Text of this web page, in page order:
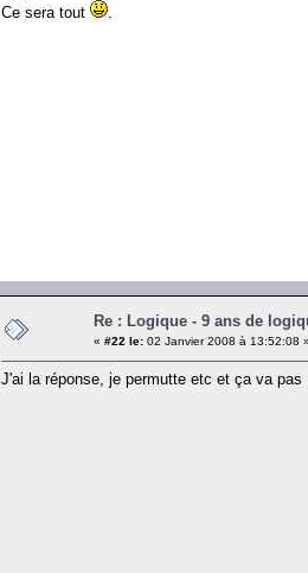
Ce sera tout
Re : Logique - 9 ans de
« #22 le: 02 Janvier 2008 à 13:52:08
J'ai la réponse, je permutte etc et ça va